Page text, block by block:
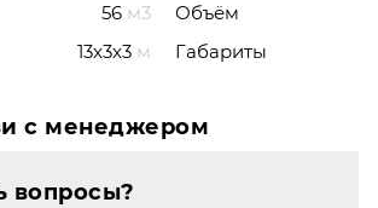
56 м3
13x3x3 м
Объём
Габариты
с менеджером
вопросы?